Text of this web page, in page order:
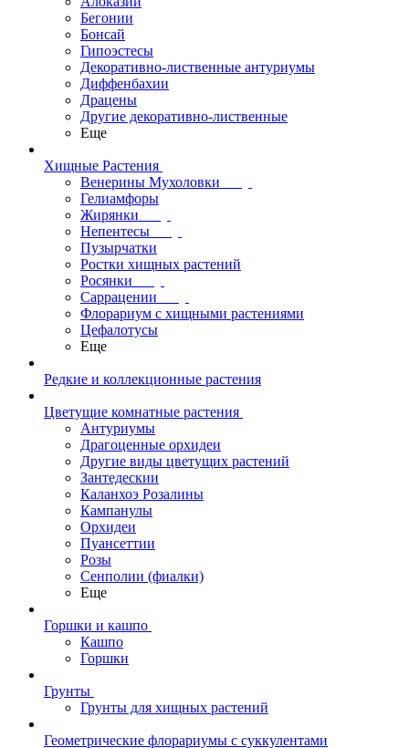
Бегонии
Бонсай
Гипоэстесы
Декоративно-лиственные антуриумы
Диффенбахии
Драцены
Другие декоративно-лиственные
Еще
Хищные Растения
Венерины Мухоловки
Гелиамфоры
Жирянки
Непентесы
Пузырчатки
Ростки хищных растений
Росянки
Саррацении
Флорариум с хищными растениями
Цефалотусы
Еще
Редкие и коллекционные растения
Цветущие комнатные растения
Антуриумы
Драгоценные орхидеи
Другие виды цветущих растений
Зантедескии
Каланхоэ Розалины
Кампанулы
Орхидеи
Пуансеттии
Розы
Сенполии (фиалки)
Еще
Горшки и кашпо
Кашпо
Горшки
Грунты
Грунты для хищных растений
Геометрические флорариумы с суккулентами